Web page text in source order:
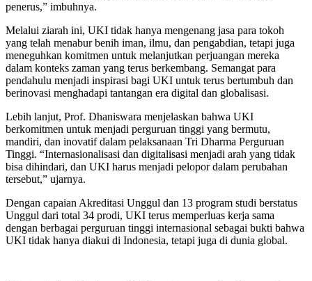
penerus,” imbuhnya.
Melalui ziarah ini, UKI tidak hanya mengenang jasa para tokoh
yang telah menabur benih iman, ilmu, dan pengabdian, tetapi juga
meneguhkan komitmen untuk melanjutkan perjuangan mereka
dalam konteks zaman yang terus berkembang. Semangat para
pendahulu menjadi inspirasi bagi UKI untuk terus bertumbuh dan
berinovasi menghadapi tantangan era digital dan globalisasi.
Lebih lanjut, Prof. Dhaniswara menjelaskan bahwa UKI
berkomitmen untuk menjadi perguruan tinggi yang bermutu,
mandiri, dan inovatif dalam pelaksanaan Tri Dharma Perguruan
Tinggi. “Internasionalisasi dan digitalisasi menjadi arah yang tidak
bisa dihindari, dan UKI harus menjadi pelopor dalam perubahan
tersebut,” ujarnya.
Dengan capaian Akreditasi Unggul dan 13 program studi berstatus
Unggul dari total 34 prodi, UKI terus memperluas kerja sama
dengan berbagai perguruan tinggi internasional sebagai bukti bahwa
UKI tidak hanya diakui di Indonesia, tetapi juga di dunia global.